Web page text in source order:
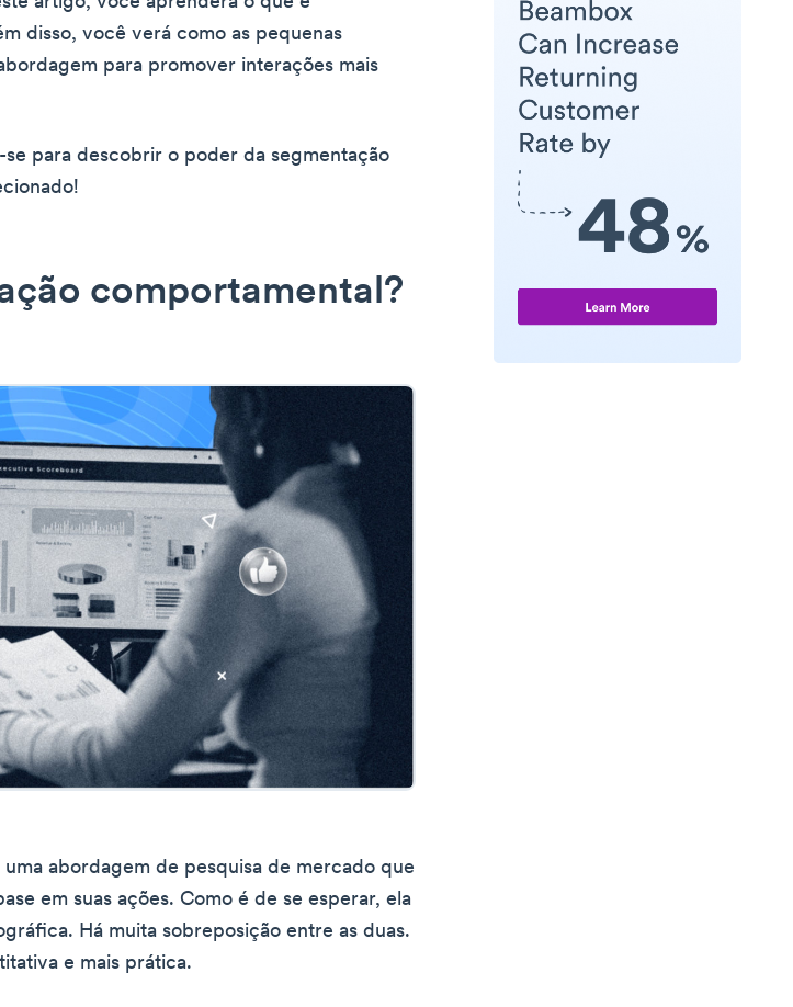
disso, você verá como as pequenas
para promover interações mais
para descobrir o poder da segmentação
comportamental?
abordagem de pesquisa de mercado que
em suas ações. Como é de se esperar, ela
Há muita sobreposição entre as duas.
e mais prática.